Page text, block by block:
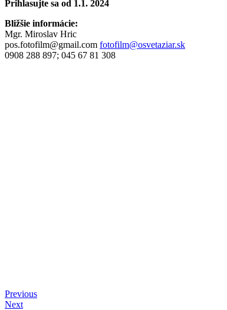
Prihlasujte sa od 1.1. 2024
Bližšie informácie:
Mgr. Miroslav Hric
pos.fotofilm@gmail.com fotofilm@osvetaziar.sk
0908 288 897; 045 67 81 308
Previous
Next